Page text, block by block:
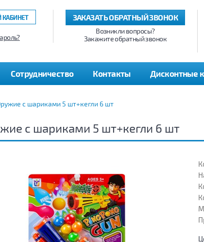
ЗАКАЗАТЬ ОБРАТНЫЙ ЗВОНОК
Возникли вопросы?
Закажите обратный звонок
Сотрудничество Контакты Дисконтные
с шариками 5 шт+кегли 6 шт
с шариками 5 шт+кегли 6 шт